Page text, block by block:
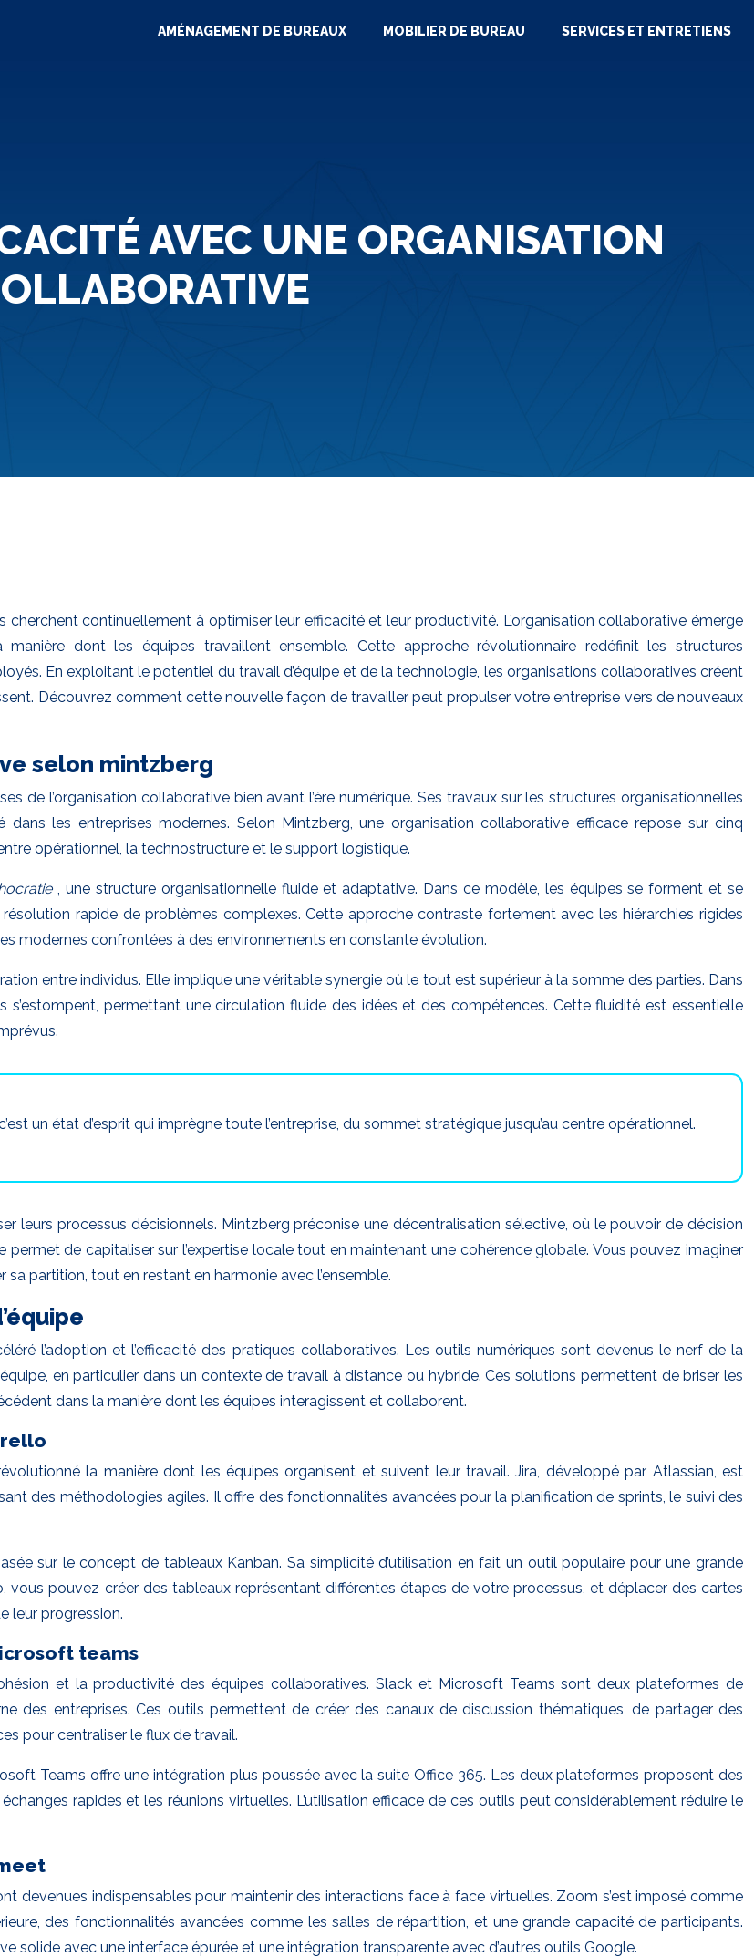
AMÉNAGEMENT DE BUREAUX MOBILIER DE BUREAU SERVICES ET ENTRETIENS
AVEC UNE ORGANISATION
continuellement à optimiser leur efficacité et leur productivité. L’organisation collaborative émerge
dont les équipes travaillent ensemble. Cette approche révolutionnaire redéfinit les structures
En exploitant le potentiel du travail d’équipe et de la technologie, les organisations collaboratives créent
Découvrez comment cette nouvelle façon de travailler peut propulser votre entreprise vers de nouveaux
selon mintzberg
de l’organisation collaborative bien avant l’ère numérique. Ses travaux sur les structures organisationnelles
les entreprises modernes. Selon Mintzberg, une organisation collaborative efficace repose sur cinq
opérationnel, la technostructure et le support logistique.
, une structure organisationnelle fluide et adaptative. Dans ce modèle, les équipes se forment et se
rapide de problèmes complexes. Cette approche contraste fortement avec les hiérarchies rigides
modernes confrontées à des environnements en constante évolution.
entre individus. Elle implique une véritable synergie où le tout est supérieur à la somme des parties. Dans
permettant une circulation fluide des idées et des compétences. Cette fluidité est essentielle
un état d’esprit qui imprègne toute l’entreprise, du sommet stratégique jusqu’au centre opérationnel.
leurs processus décisionnels. Mintzberg préconise une décentralisation sélective, où le pouvoir de décision
de capitaliser sur l’expertise locale tout en maintenant une cohérence globale. Vous pouvez imaginer
partition, tout en restant en harmonie avec l’ensemble.
l’adoption et l’efficacité des pratiques collaboratives. Les outils numériques sont devenus le nerf de la
en particulier dans un contexte de travail à distance ou hybride. Ces solutions permettent de briser les
dans la manière dont les équipes interagissent et collaborent.
la manière dont les équipes organisent et suivent leur travail. Jira, développé par Atlassian, est
des méthodologies agiles. Il offre des fonctionnalités avancées pour la planification de sprints, le suivi des
sur le concept de tableaux Kanban. Sa simplicité d’utilisation en fait un outil populaire pour une grande
pouvez créer des tableaux représentant différentes étapes de votre processus, et déplacer des cartes
leur progression.
teams
et la productivité des équipes collaboratives. Slack et Microsoft Teams sont deux plateformes de
des entreprises. Ces outils permettent de créer des canaux de discussion thématiques, de partager des
pour centraliser le flux de travail.
Teams offre une intégration plus poussée avec la suite Office 365. Les deux plateformes proposent des
rapides et les réunions virtuelles. L’utilisation efficace de ces outils peut considérablement réduire le
devenues indispensables pour maintenir des interactions face à face virtuelles. Zoom s’est imposé comme
des fonctionnalités avancées comme les salles de répartition, et une grande capacité de participants.
solide avec une interface épurée et une intégration transparente avec d’autres outils Google.